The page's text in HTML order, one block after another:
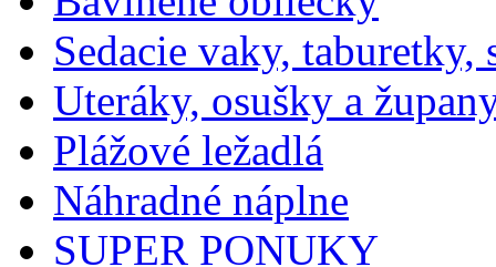
Sedacie vaky, taburetky,
Uteráky, osušky a
Plážové ležadlá
Náhradné náplne
SUPER PONUKY